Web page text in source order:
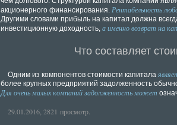
акционерного финансирования. Рентабельность
Другими словами прибыль на капитал должна
инвестиционную доходность, а именно возврат на
Что составляет
Одним из компонентов стоимости капитала
более крупных предприятий задолженность
Для очень малых компаний задолженность может
29.01.2016, 2821 просмотр.